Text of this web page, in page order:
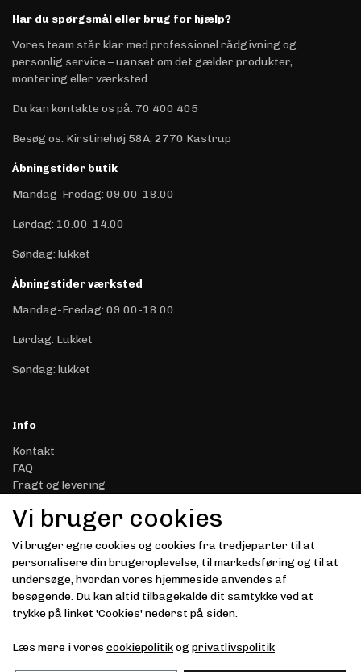
Har du spørgsmål eller brug for hjælp?
Vores team står klar med professionel rådgivning og
personlig service – uanset om det gælder produkter,
montering eller værksted.
Du kan kontakte os på: 70 400 405
Besøg os: Kirstinehøj 58A, 2770 Kastrup
Åbningstider butik
Mandag-Fredag: 09.00-18.00
Lørdag: 10.00-14.00
Søndag: lukket
Åbningstider værksted
Mandag-Fredag: 09.00-18.00
Lørdag: Lukket
Søndag: lukket
Info
Kontakt
FAQ
Fragt og levering
Handelsbetingelser
Datasikkerhed & Privatliv
Gavekort
Om Driver.dk
Kunde login
Modtag vores nyhedsbrev via e-mail
Tilmeld
Vi bruger cookies
Vi bruger egne cookies og cookies fra tredjeparter til at
personalisere din brugeroplevelse, til markedsføring og til at
undersøge, hvordan vores hjemmeside anvendes af
besøgende. Du kan altid tilbagekalde dit samtykke ved at
trykke på linket 'Cookies' nederst på siden.
Læs mere i vores cookiepolitikog privatlivspolitik